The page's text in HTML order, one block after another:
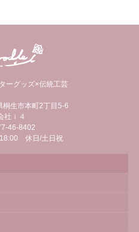
ーグッズ×伝統工芸
桐生市本町2丁目5-6
社ｉ４
46-8402
休日/土日祝